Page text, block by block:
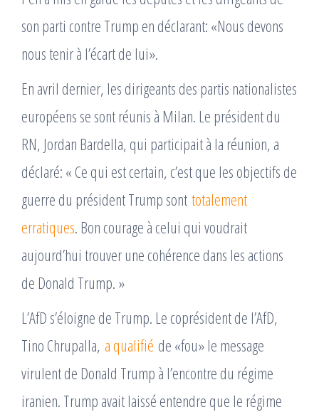
son parti contre Trump en déclarant: «Nous devons
nous tenir à l’écart de lui».
En avril dernier, les dirigeants des partis nationalistes
européens se sont réunis à Milan. Le président du
RN, Jordan Bardella, qui participait à la réunion, a
déclaré: « Ce qui est certain, c’est que les objectifs de
guerre du président Trump sont totalement
erratiques. Bon courage à celui qui voudrait
aujourd’hui trouver une cohérence dans les actions
de Donald Trump. »
L’AfD s’éloigne de Trump. Le coprésident de l’AfD,
Tino Chrupalla, a qualifié de «fou» le message
virulent de Donald Trump à l’encontre du régime
iranien. Trump avait laissé entendre que le régime